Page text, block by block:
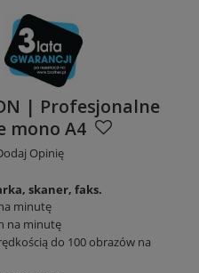
| Profesjonalne
mono A4
Opinię
skaner, faks.
minutę
na minutę
do 100 obrazów na